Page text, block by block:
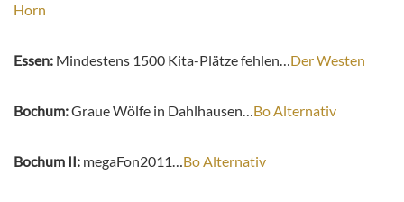
Horn
Essen: Mindestens 1500 Kita-Plätze fehlen…Der Westen
Bochum:Graue Wölfe in Dahlhausen…Bo Alternativ
Bochum II: megaFon2011…Bo Alternativ